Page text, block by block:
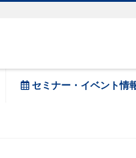
セミナー・イベント情